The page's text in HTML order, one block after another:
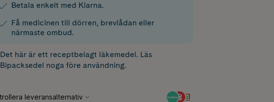
Betala enkelt med Klarna.
Få medicinen till dörren, brevlådan eller
närmaste ombud.
Det här är ett receptbelagt läkemedel. Läs
Bipacksedel noga före användning.